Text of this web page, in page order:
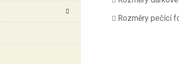
Rozměry pečící